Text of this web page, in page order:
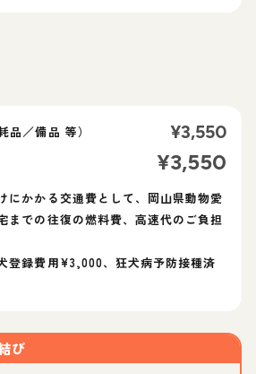
品／備品 等） ¥3,550
¥3,550
にかかる交通費として、岡山県動物愛
までの往復の燃料費、高速代のご負担
登録費用¥3,000、狂犬病予防接種済
び